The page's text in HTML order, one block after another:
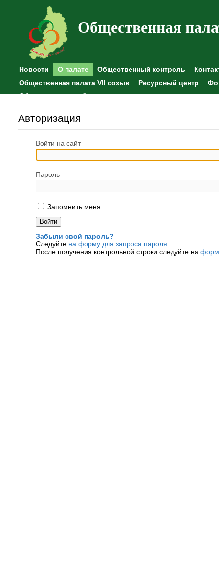
Общественная
Новости О палате Общественный контроль
Общественная палата VII созыв
Ресурсный центр
Общественные наблюдения
Авторизация
Войти на сайт
Пароль
Запомнить меня
Забыли свой пароль?
Следуйте на форму для запроса пароля.
После получения контрольной строки следуйте на